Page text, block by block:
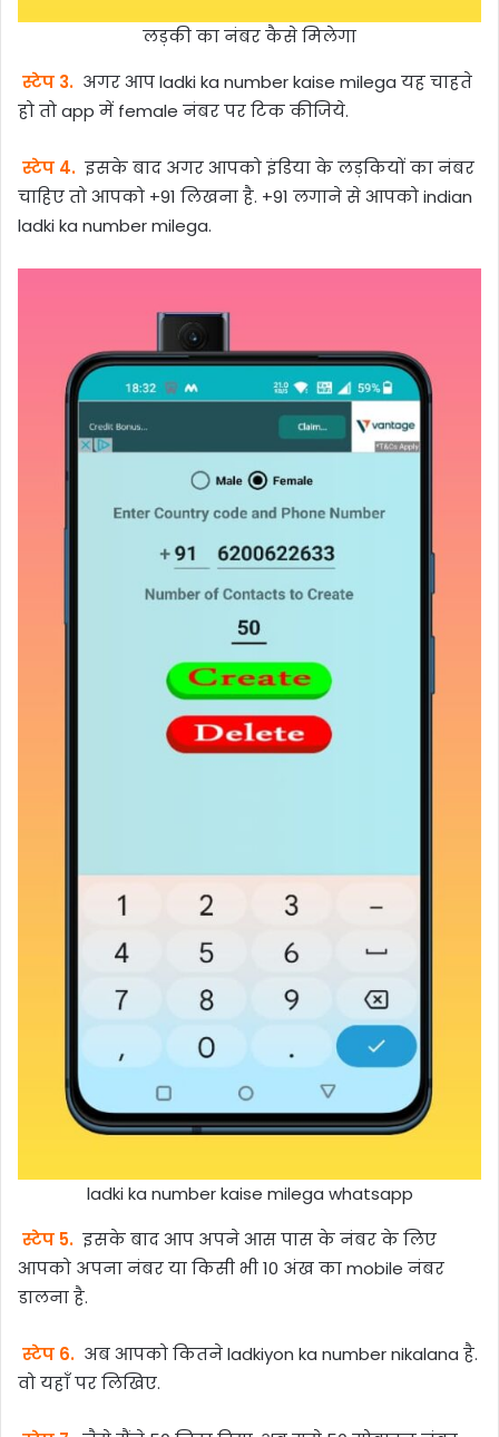
लड़की का नंबर कैसे मिलेगा
स्टेप 3. अगर आप ladki ka number kaise milega यह चाहते
हो तो app में female नंबर पर टिक कीजिये.
स्टेप 4. इसके बाद अगर आपको इंडिया के लड़कियों का नंबर
चाहिए तो आपको +91 लिखना है. +91 लगाने से आपको indian
ladki ka number milega.
ladki ka number kaise milega whatsapp
स्टेप 5. इसके बाद आप अपने आस पास के नंबर के लिए
आपको अपना नंबर या किसी भी 10 अंख का mobile नंबर
डालना है.
स्टेप 6. अब आपको कितने ladkiyon ka number nikalana है.
वो यहाँ पर लिखिए.